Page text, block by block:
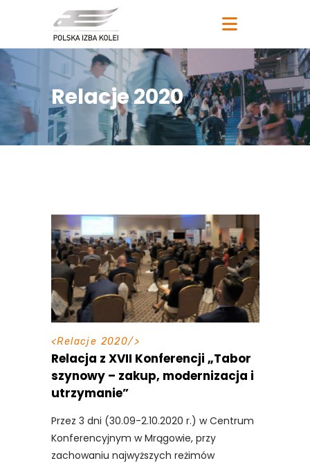
Relacje 2020
<Relacje 2020/>
Relacja z XVII Konferencji „Tabor
szynowy – zakup, modernizacja i
utrzymanie”
Przez 3 dni (30.09-2.10.2020 r.) w Centrum
Konferencyjnym w Mrągowie, przy
zachowaniu najwyższych reżimów